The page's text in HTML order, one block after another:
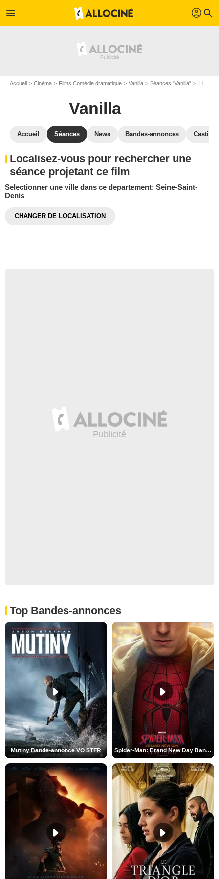
menu profil search
Accueil Cinéma Films Comédie dramatique Vanilla Séances "Vanilla" Lieux projetant le film Vanilla: Seine-Saint-Denis
Vanilla
Accueil Séances News Bandes-annonces Casting
Localisez-vous pour rechercher une
séance projetant ce film
Selectionner une ville dans ce departement: Seine-Saint-
Denis
CHANGER DE LOCALISATION
Top Bandes-annonces
Mutiny Bande-annonce VO STFR Spider-Man: Brand New Day Bande-annonce VO STFR